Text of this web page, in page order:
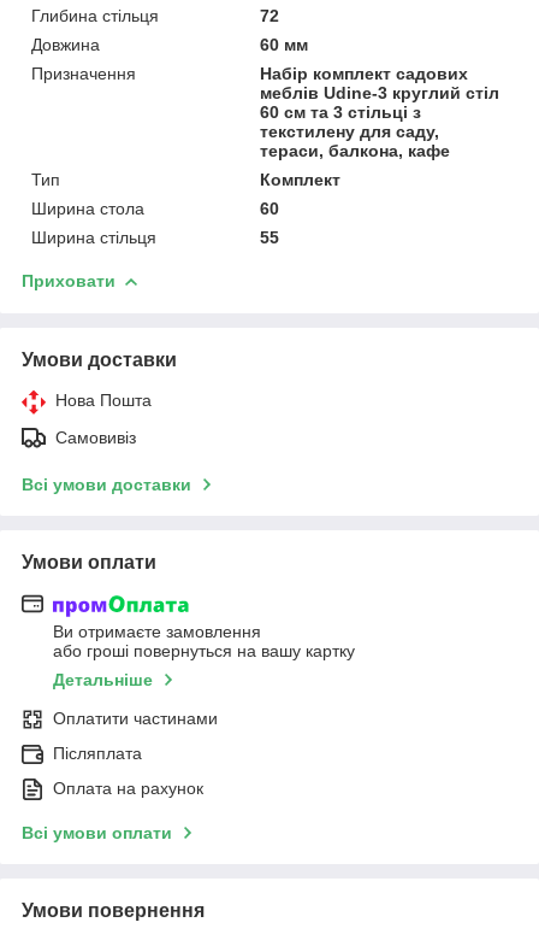
Глибина стільця
72
Довжина
60 мм
Призначення
Набір комплект садових
меблів Udine-3 круглий стіл
60 см та 3 стільці з
текстилену для саду,
тераси, балкона, кафе
Тип
Комплект
Ширина стола
60
Ширина стільця
55
Приховати
Умови доставки
Нова Пошта
Самовивіз
Всі умови доставки
Умови оплати
Ви отримаєте замовлення
або гроші повернуться на вашу картку
Детальніше
Оплатити частинами
Післяплата
Оплата на рахунок
Всі умови оплати
Умови повернення